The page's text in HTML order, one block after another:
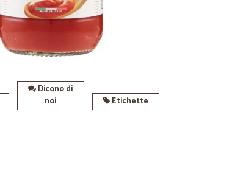
Dicono di
noi
Etichette